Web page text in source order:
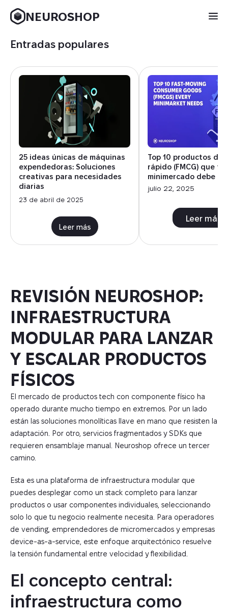
NEUROSHOP
REVISIÓN NEUROSHOP:
INFRAESTRUCTURA
MODULAR PARA LANZAR
Y ESCALAR PRODUCTOS
FÍSICOS
El mercado de productos tech con componente físico ha
operado durante mucho tiempo en extremos. Por un lado
están las soluciones monolíticas llave en mano que resisten la
adaptación. Por otro, servicios fragmentados y SDKs que
requieren ensamblaje manual. Neuroshop ofrece un tercer
camino.
Esta es una plataforma de infraestructura modular que
puedes desplegar como un stack completo para lanzar
productos o usar componentes individuales, seleccionando
solo lo que tu negocio realmente necesita. Para operadores
de vending, emprendedores de micromercados y empresas
device-as-a-service, este enfoque arquitectónico resuelve
la tensión fundamental entre velocidad y flexibilidad.
El concepto central:
infraestructura como
Entradas populares
25 ideas únicas de máquinas
expendedoras: Soluciones
creativas para necesidades
diarias
23 de abril de 2025
Top 10 productos de
rápido (FMCG) que
minimercado debe
julio 22, 2025
Leer más